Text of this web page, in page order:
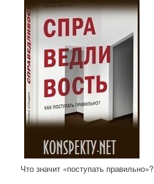
Что значит «поступать правильно»?